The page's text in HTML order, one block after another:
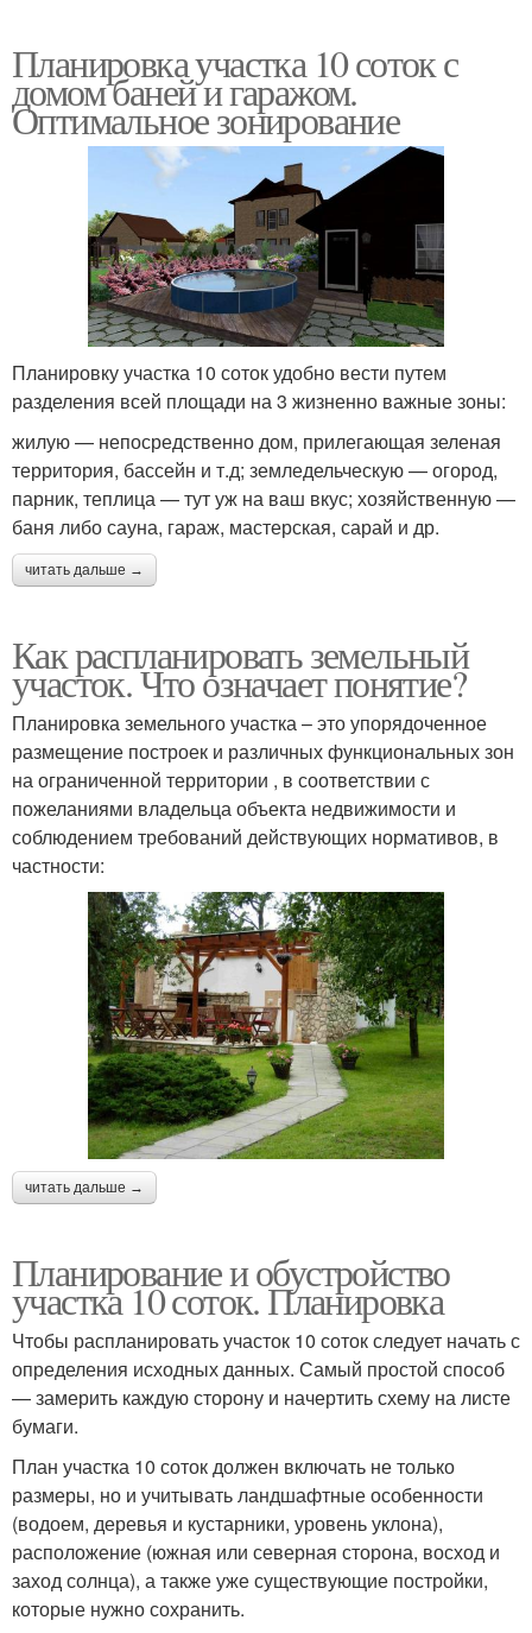
Планировка участка 10 соток с
домом баней и гаражом.
Оптимальное зонирование
Планировку участка 10 соток удобно вести путем
разделения всей площади на 3 жизненно важные зоны:
жилую — непосредственно дом, прилегающая зеленая
территория, бассейн и т.д; земледельческую — огород,
парник, теплица — тут уж на ваш вкус; хозяйственную —
баня либо сауна, гараж, мастерская, сарай и др.
читать дальше →
Как распланировать земельный
участок. Что означает понятие?
Планировка земельного участка – это упорядоченное
размещение построек и различных функциональных зон
на ограниченной территории , в соответствии с
пожеланиями владельца объекта недвижимости и
соблюдением требований действующих нормативов, в
частности:
читать дальше →
Планирование и обустройство
участка 10 соток. Планировка
Чтобы распланировать участок 10 соток следует начать с
определения исходных данных. Самый простой способ
— замерить каждую сторону и начертить схему на листе
бумаги.
План участка 10 соток должен включать не только
размеры, но и учитывать ландшафтные особенности
(водоем, деревья и кустарники, уровень уклона),
расположение (южная или северная сторона, восход и
заход солнца), а также уже существующие постройки,
которые нужно сохранить.